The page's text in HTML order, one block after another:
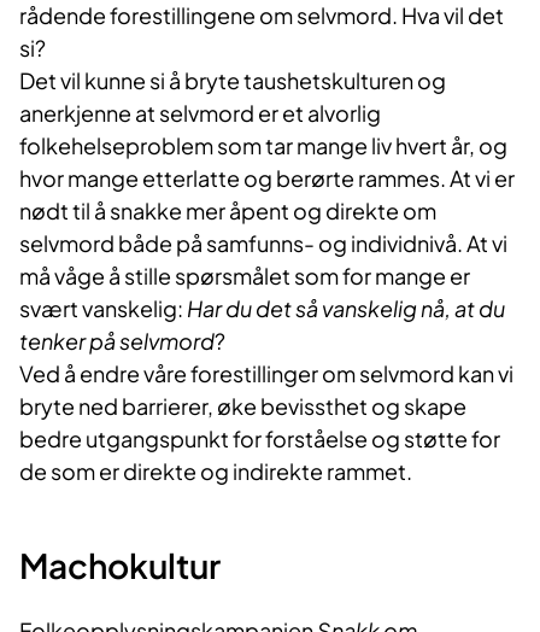
rådende forestillingene om selvmord. Hva vil det
si?
Det vil kunne si å bryte taushetskulturen og
anerkjenne at selvmord er et alvorlig
folkehelseproblem som tar mange liv hvert år, og
hvor mange etterlatte og berørte rammes. At vi er
nødt til å snakke mer åpent og direkte om
selvmord både på samfunns- og individnivå. At vi
må våge å stille spørsmålet som for mange er
svært vanskelig: Har du det så vanskelig nå, at du
tenker på selvmord?
Ved å endre våre forestillinger om selvmord kan vi
bryte ned barrierer, øke bevissthet og skape
bedre utgangspunkt for forståelse og støtte for
de som er direkte og indirekte rammet.
Machokultur